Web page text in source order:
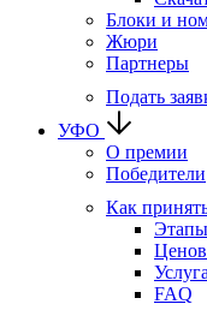
Блоки и
Жюри
Партнеры
Подать
УФО
О премии
Победители
Как
FAQ